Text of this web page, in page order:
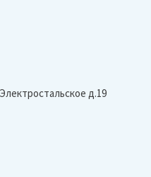
д.19